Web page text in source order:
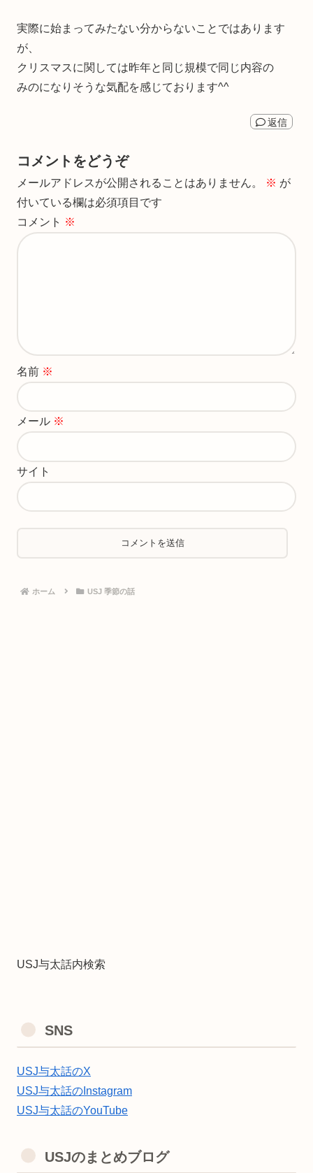
実際に始まってみたない分からないことではあります
が、
クリスマスに関しては昨年と同じ規模で同じ内容の
みのになりそうな気配を感じております^^
返信
コメントをどうぞ
メールアドレスが公開されることはありません。 ※ が
付いている欄は必須項目です
コメント ※
名前 ※
メール ※
サイト
ホーム USJ 季節の話
USJ与太話内検索
SNS
USJ与太話のX
USJ与太話のInstagram
USJ与太話のYouTube
USJのまとめブログ